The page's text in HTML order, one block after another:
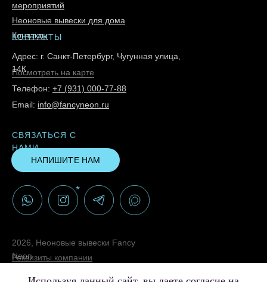
мероприятий
Неоновые вывески для дома
Контакты
КОНТАКТЫ
Посмотреть на карте
Адрес: г. Санкт-Петербург, Чугунная улица,
14К
Телефон: +7 (931) 000-77-88
Email: info@fancyneon.ru
Реквизиты компании
2026, Неоновые вывески Fancy
Neon
СВЯЗАТЬСЯ С
НАМИ
НАПИШИТЕ НАМ
*